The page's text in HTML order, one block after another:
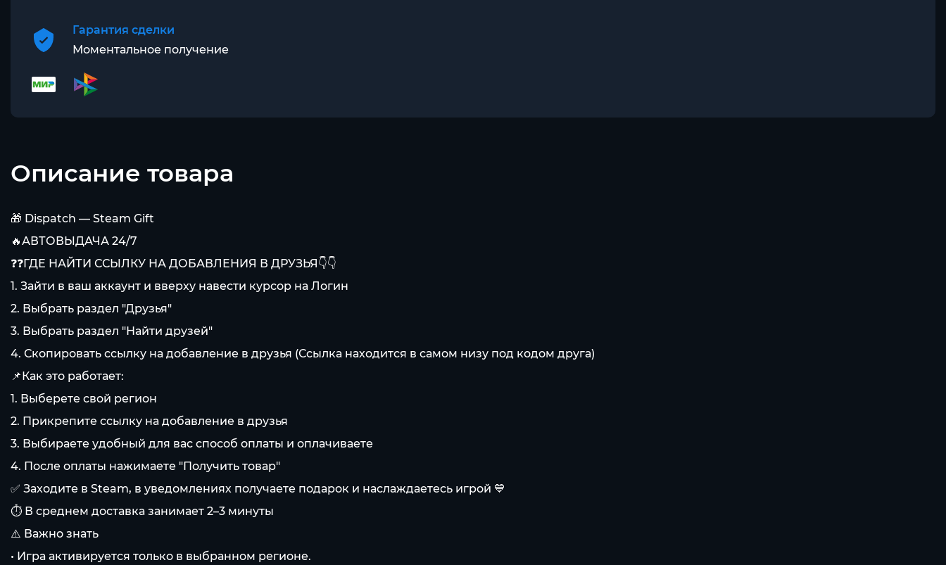
Гарантия сделки
Моментальное получение
Описание товара
🎁 Dispatch — Steam Gift
🔥АВТОВЫДАЧА 24/7
❓❓ГДЕ НАЙТИ ССЫЛКУ НА ДОБАВЛЕНИЯ В ДРУЗЬЯ👇👇
1. Зайти в ваш аккаунт и вверху навести курсор на Логин
2. Выбрать раздел "Друзья"
3. Выбрать раздел "Найти друзей"
4. Скопировать ссылку на добавление в друзья (Ссылка находится в самом низу под кодом друга)
📌Как это работает:
1. Выберете свой регион
2. Прикрепите ссылку на добавление в друзья
3. Выбираете удобный для вас способ оплаты и оплачиваете
4. После оплаты нажимаете "Получить товар"
✅ Заходите в Steam, в уведомлениях получаете подарок и наслаждаетесь игрой 💙
⏱️ В среднем доставка занимает 2–3 минуты
⚠️ Важно знать
• Игра активируется только в выбранном регионе.